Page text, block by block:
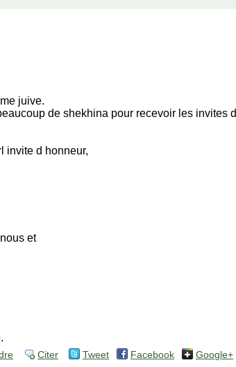
juive.
de shekhina pour recevoir les invites d
invite d honneur,
et
Citer Tweet Facebook Google+